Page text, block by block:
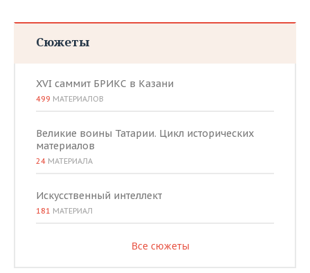
Сюжеты
XVI саммит БРИКС в Казани
499 МАТЕРИАЛОВ
Великие воины Татарии. Цикл исторических
материалов
24 МАТЕРИАЛА
Искусственный интеллект
181 МАТЕРИАЛ
Все сюжеты